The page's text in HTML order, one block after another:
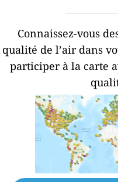
Connaissez-vous
qualité de l’air dans
participer à la carte